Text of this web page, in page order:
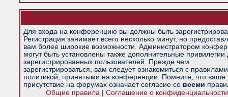
Для входа на конференцию вы должны быть
Регистрация занимает всего несколько минут, но
вам более широкие возможности. Администратором
могут быть установлены также дополнительные привилегии
зарегистрированных пользователей. Прежде чем
зарегистрироваться, вам следует ознакомиться с
политикой, принятыми на конференции. Помните, что ваше
присутствие на форумах означает согласие со всеми
Общие правила| Соглашение о конфиденциальности